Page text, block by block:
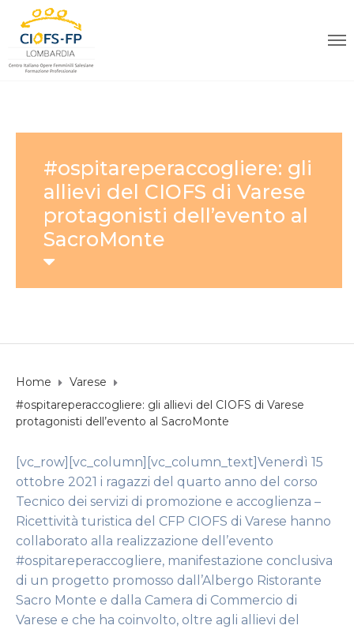
#ospitareperaccogliere: gli
allievi del CIOFS di Varese
protagonisti dell’evento al
SacroMonte
Home
Varese
#ospitareperaccogliere: gli allievi del CIOFS di Varese
protagonisti dell’evento al SacroMonte
[vc_row][vc_column][vc_column_text]Venerdì 15
ottobre 2021 i ragazzi del quarto anno del corso
Tecnico dei servizi di promozione e accoglienza –
Ricettività turistica del CFP CIOFS di Varese hanno
collaborato alla realizzazione dell’evento
#ospitareperaccogliere, manifestazione conclusiva
di un progetto promosso dall’Albergo Ristorante
Sacro Monte e dalla Camera di Commercio di
Varese e che ha coinvolto, oltre agli allievi del